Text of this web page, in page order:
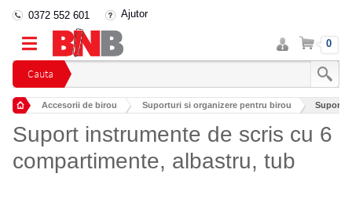
Cauta
0372 552 601 Ajutor
Intra
in
cont
Cos 0
Accesorii de birou Suporturi si organizere pentru birou Suport
Suport instrumente de scris cu 6
compartimente, albastru, tub